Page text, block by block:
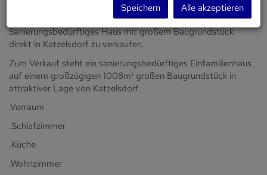
Sanierungsbedürftiges Haus mit großem Baugrundstück
direkt in Katzelsdorf zu verkaufen.
Zum Verkauf steht ein sanierungsbedürftiges Einfamilienhaus
auf einem großzügigen 1008m² großen Baugrundstück in
attraktiver Lage von Katzelsdorf.
.Vorraum
.Schlafzimmer
.Küche
.Wohnzimmer
Speichern Alle akzeptieren